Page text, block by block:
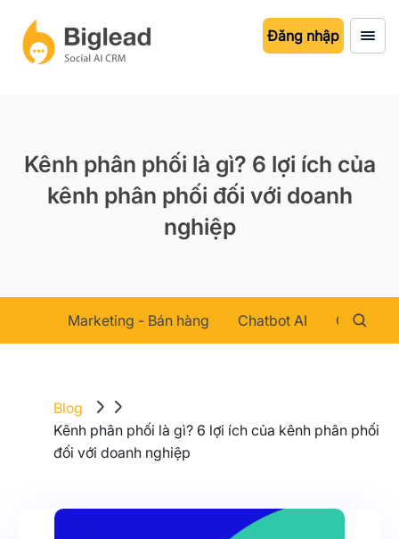
Đăng nhập
Kênh phân phối là gì? 6 lợi ích của
kênh phân phối đối với doanh
nghiệp
Marketing - Bán hàng Chatbot AI Chăm
Blog
Kênh phân phối là gì? 6 lợi ích của kênh phân phối
đối với doanh nghiệp